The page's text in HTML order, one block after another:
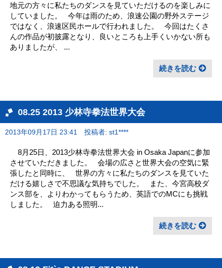
地元の方々に私たちのダンスを見ていただけるのを楽しみに
していました。 今年は雨のため、浪速公園の野外ステージ
ではなく、浪速区民ホールで行われました。 今回はたくさ
んの作品が初披露となり、良いところも上手くいかない所も
ありましたが、 ...
続きを読む
08.25 2013 少林寺拳法世界大会
2013年09月17日 23:41 投稿者: st1****
8月25日、2013少林寺拳法世界大会 in Osaka Japanに参加
させていただきました。 会場の広さと世界大会の空気に緊
張したと同時に、 世界の方々に私たちのダンスを見ていた
だける嬉しさで不思議な気持ちでした。 また、今宮高校ダ
ンス部を、よりわかってもらうため、英語でのMCにも挑戦
しました。 迫力ある照明...
続きを読む